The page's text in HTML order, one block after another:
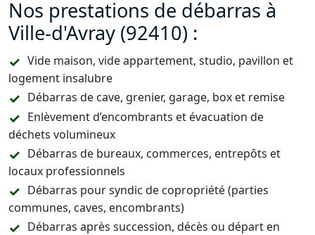
Nos prestations de débarras à
Ville-d'Avray (92410) :
Vide maison, vide appartement, studio, pavillon et
logement insalubre
Débarras de cave, grenier, garage, box et remise
Enlèvement d’encombrants et évacuation de
déchets volumineux
Débarras de bureaux, commerces, entrepôts et
locaux professionnels
Débarras pour syndic de copropriété (parties
communes, caves, encombrants)
Débarras après succession, décès ou départ en